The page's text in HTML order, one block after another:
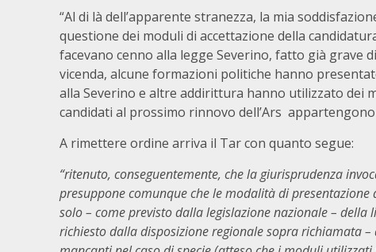
“Al di là dell’apparente stranezza, la mia
questione dei moduli di accettazione della
facevano cenno alla legge Severino, fatto già grave
vicenda, alcune formazioni politiche hanno
alla Severino e altre addirittura hanno utilizzato dei
candidati al prossimo rinnovo dell’Ars
A rimettere ordine arriva il Tar con quanto segue:
“ritenuto, conseguentemente, che la giurisprudenza
presuppone comunque che le modalità di
solo – come previsto dalla legislazione nazionale –
richiesto dalla disposizione regionale sopra richiamata